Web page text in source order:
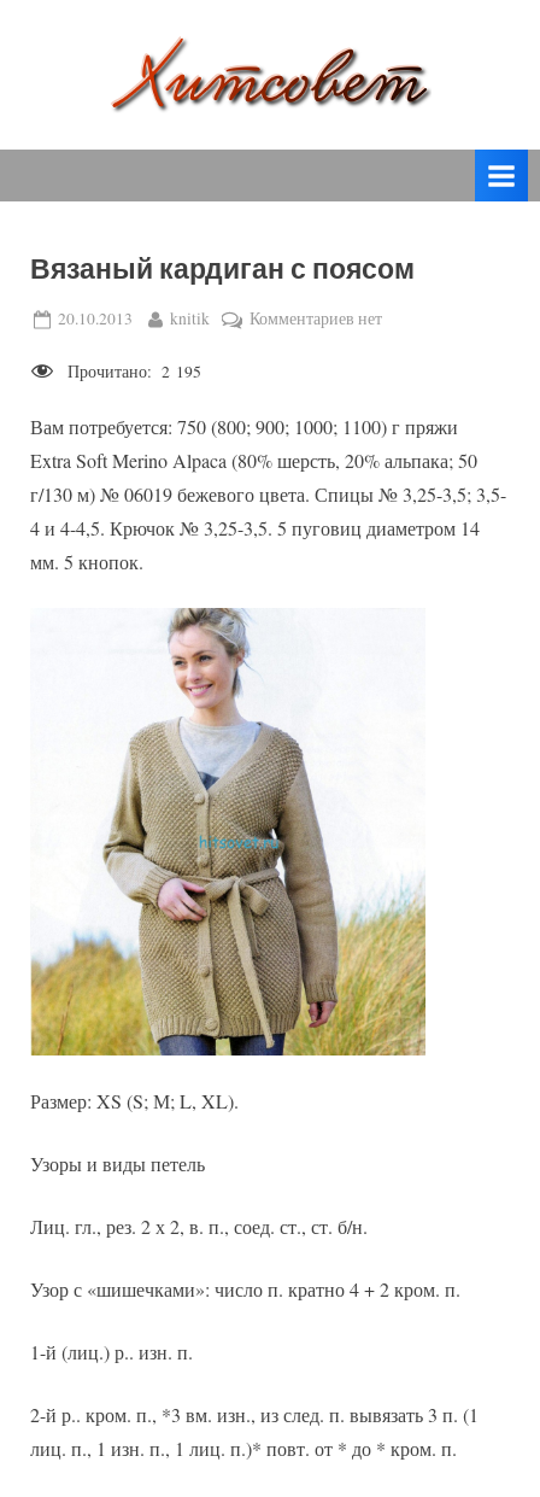
т
о
в
спицами,
крючком,
вязаные
модели
с
схемами.
Вязаный кардиган с поясом
Posted
20.10.2013 By
knitik Комментариевк
с
поясом
нет
Прочитано: 2 195
Вам потребуется: 750 (800; 900; 1000; 1100) г пряжи
Extra Soft Merino Alpaca (80% шерсть, 20% альпака; 50
г/130 м) № 06019 бежевого цвета. Спицы № 3,25-3,5; 3,5-
4 и 4-4,5. Крючок № 3,25-3,5. 5 пуговиц диаметром 14
мм. 5 кнопок.
Размер: XS (S; М; L, XL).
Узоры и виды петель
Лиц. гл., рез. 2 х 2, в. п., соед. ст., ст. б/н.
Узор с «шишечками»: число п. кратно 4 + 2 кром. п.
1-й (лиц.) р.. изн. п.
2-й р.. кром. п., *3 вм. изн., из след. п. вывязать 3 п. (1
лиц. п., 1 изн. п., 1 лиц. п.)* повт. от * до * кром. п.